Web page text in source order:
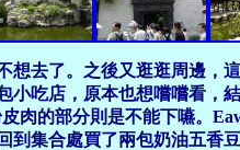
去了。之後又逛逛周邊，
吃店，原本也想嚐嚐看，
肉的部分則是不能下嚥。
集合處買了兩包奶油五